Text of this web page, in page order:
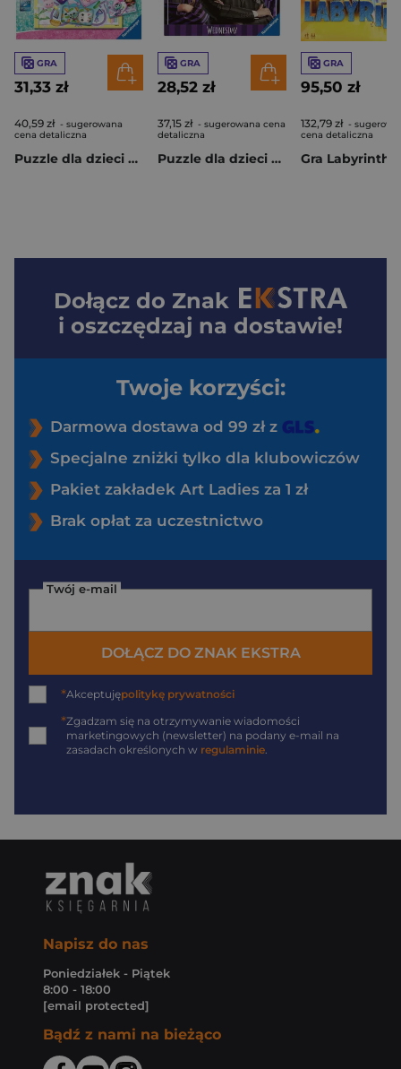
GRA
31,33 zł
40,59 zł - sugerowana
cena detaliczna
Puzzle dla dzieci 2x12 Koci Domek Gabi
GRA
28,52 zł
37,15 zł - sugerowana cena
detaliczna
Puzzle dla dzieci 300 Wednesday
GRA
95,50 zł
132,79 zł -
cena detaliczna
Dołącz do Znak
i oszczędzaj na dostawie!
Twoje korzyści:
Darmowa dostawa od 99 zł z
Specjalne zniżki tylko dla klubowiczów
Pakiet zakładek Art Ladies za 1 zł
Brak opłat za uczestnictwo
Twój e-mail
DOŁĄCZ DO ZNAK EKSTRA
*Akceptujępolitykę prywatności
*Zgadzam się na otrzymywanie wiadomości
marketingowych (newsletter) na podany e-mail na
zasadach określonych w regulaminie.
Napisz do nas
Poniedziałek - Piątek
8:00 - 18:00
[email protected]
Bądź z nami na bieżąco